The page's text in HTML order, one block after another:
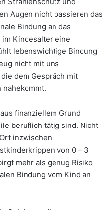
Augen nicht passieren das
Bindung an das
im Kindesalter eine
lebenswichtige Bindung
nicht mit uns
dem Gespräch mit
nahekommt.
finanziellem Grund
beruflich tätig sind. Nicht
inzwischen
von 0 – 3
mehr als genug Risiko
Bindung vom Kind an